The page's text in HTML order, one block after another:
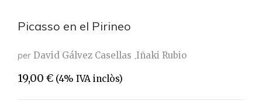
Picasso en el Pirineo
per David Gálvez Casellas Iñaki Rubio
19,00 € (4% IVA inclòs)